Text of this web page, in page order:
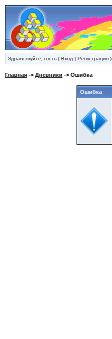
Здравствуйте, гость ( Вход | Регистрация)
Главная-> Дневники -> Ошибка
Ошибка